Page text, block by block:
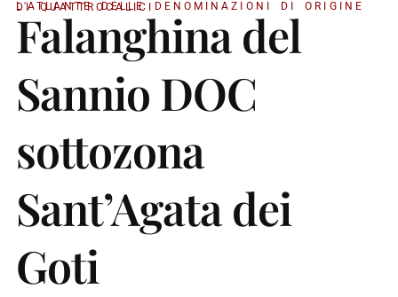
L'ATLANTE DELLE DENOMINAZIONI DI ORIGINE DI QUATTROCALICI
Falanghina del
Sannio DOC
sottozona
Sant’Agata dei
Goti